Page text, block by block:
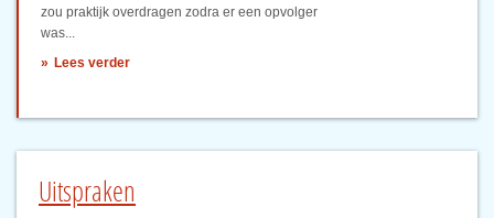
Uitspraken
zou praktijk overdragen zodra er een opvolger
was...
Lees verder